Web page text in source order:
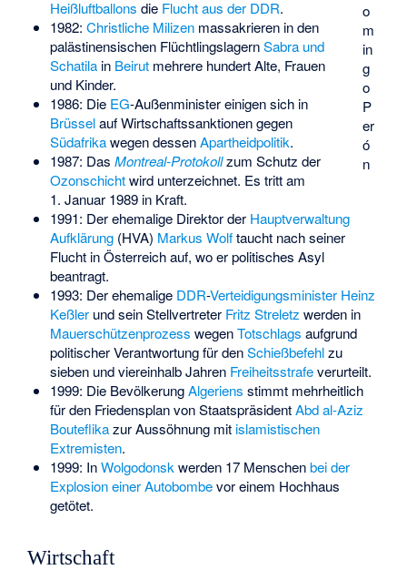
o
m
in
g
o
P
er
ó
n
Heißluftballons die Flucht aus der DDR.
1982: Christliche Milizenmassakrieren in den
palästinensischen FlüchtlingslagernSabra und
Schatilain Beirutmehrere hundert Alte, Frauen
und Kinder.
1986: Die EG-Außenminister einigen sich in
Brüsselauf Wirtschaftssanktionen gegen
Südafrikawegen dessenApartheidpolitik.
1987: Das Montreal-Protokollzum Schutz der
Ozonschichtwird unterzeichnet. Es tritt am
1. Januar 1989 in Kraft.
1991: Der ehemalige Direktor der Hauptverwaltung
Aufklärung(HVA) Markus Wolftaucht nach seiner
Flucht in Österreich auf, wo er politisches Asyl
beantragt.
1993: Der ehemalige DDR-Verteidigungsminister Heinz
Keßlerund sein Stellvertreter Fritz Streletz werden in
Mauerschützenprozess wegenTotschlags aufgrund
politischer Verantwortung für denSchießbefehlzu
sieben und viereinhalb Jahren Freiheitsstrafeverurteilt.
1999: Die BevölkerungAlgeriens stimmt mehrheitlich
für den Friedensplan von StaatspräsidentAbd al-Aziz
Bouteflikazur Aussöhnung mit islamistischen
Extremisten.
1999: InWolgodonskwerden 17 Menschenbei der
Explosion einer Autobombevor einem Hochhaus
getötet.
Wirtschaft